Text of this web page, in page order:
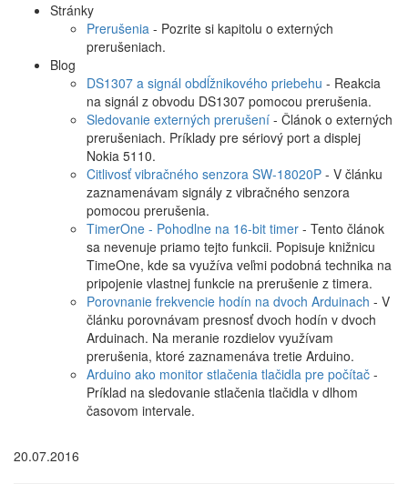
Stránky
Prerušenia - Pozrite si kapitolu o externých
prerušeniach.
Blog
DS1307 a signál obdĺžnikového priebehu - Reakcia
na signál z obvodu DS1307 pomocou prerušenia.
Sledovanie externých prerušení - Článok o externých
prerušeniach. Príklady pre sériový port a displej
Nokia 5110.
Citlivosť vibračného senzora SW-18020P - V článku
zaznamenávam signály z vibračného senzora
pomocou prerušenia.
TimerOne - Pohodlne na 16-bit timer - Tento článok
sa nevenuje priamo tejto funkcii. Popisuje knižnicu
TimeOne, kde sa využíva veľmi podobná technika na
pripojenie vlastnej funkcie na prerušenie z timera.
Porovnanie frekvencie hodín na dvoch Arduinach - V
článku porovnávam presnosť dvoch hodín v dvoch
Arduinach. Na meranie rozdielov využívam
prerušenia, ktoré zaznamenáva tretie Arduino.
Arduino ako monitor stlačenia tlačidla pre počítač -
Príklad na sledovanie stlačenia tlačidla v dlhom
časovom intervale.
20.07.2016